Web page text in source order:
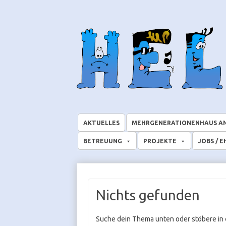
AKTUELLES MEHRGENERATIONENHAUS
BETREUUNG PROJEKTE JOBS /
Nichts gefunden
Suche dein Thema unten oder stöbere